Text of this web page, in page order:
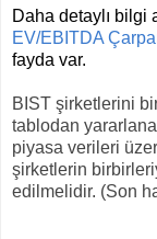
Daha detaylı bilgi
EV/EBITDA
fayda var.
BIST şirketlerini
tablodan
piyasa verileri
şirketlerin
edilmelidir. (Son